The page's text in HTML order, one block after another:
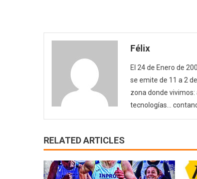
Félix
El 24 de Enero de
se emite de 11 a 2
zona donde
tecnologías…
RELATED ARTICLES